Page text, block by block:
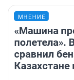
МНЕНИЕ
«Машина
полетела».
сравнил
Казахстане